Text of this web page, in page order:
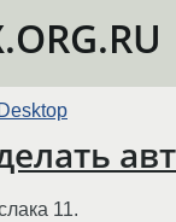
Desktop
11.